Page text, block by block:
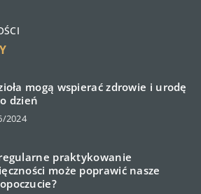
mogą wspierać zdrowie i urodę
dzień
2024
praktykowanie
może poprawić nasze